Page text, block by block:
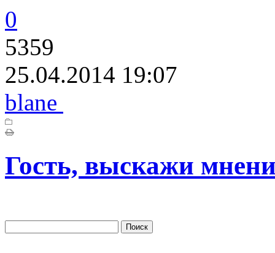
0
5359
25.04.2014 19:07
blane
Гость, выскажи